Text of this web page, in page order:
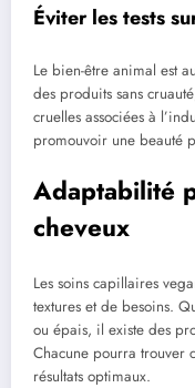
Éviter les tests
Le bien-être animal est
des produits sans
cruelles associées à
promouvoir une beauté
Adaptabilité
cheveux
Les soins capillaires
textures et de besoins.
ou épais, il existe des
Chacune pourra trouver
résultats optimaux.